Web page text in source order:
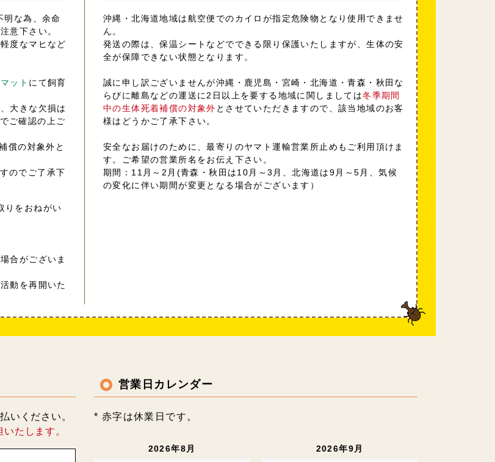
明な為、余命
意下さい。
度なマヒなど
ット にて飼育
大きな欠損は
ご確認の上ご
償の対象外と
のでご了承下
りをおねがい
合がございま
動を再開いた
沖縄・北海道地域は航空便でのカイロが指定危険物となり使用できませ
ん。
発送の際は、保温シートなどでできる限り保護いたしますが、生体の安
全が保障できない状態となります。
誠に申し訳ございませんが沖縄・鹿児島・宮崎・北海道・青森・秋田な
らびに離島などの運送に2日以上を要する地域に関しましては冬季期間
中の生体死着補償の対象外 とさせていただきますので、該当地域のお客
様はどうかご了承下さい。
安全なお届けのために、最寄りのヤマト運輸営業所止めもご利用頂けま
す。ご希望の営業所名をお伝え下さい。
期間：11月～2月(青森・秋田は10月～3月、北海道は9月～5月、気候
の変化に伴い期間が変更となる場合がございます）
いください。
たします。
営業日カレンダー
* 赤字は休業日です。
2026年8月 2026年9月